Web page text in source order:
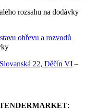
rozsahu na dodávky
ohřevu a rozvodů
22, Děčín VI –
: